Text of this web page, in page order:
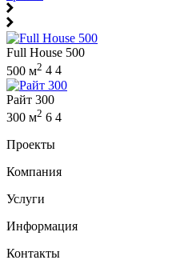
Full House 500
500 м2 4 4
Райт 300
300 м2 6 4
Проекты
Компания
Услуги
Информация
Контакты